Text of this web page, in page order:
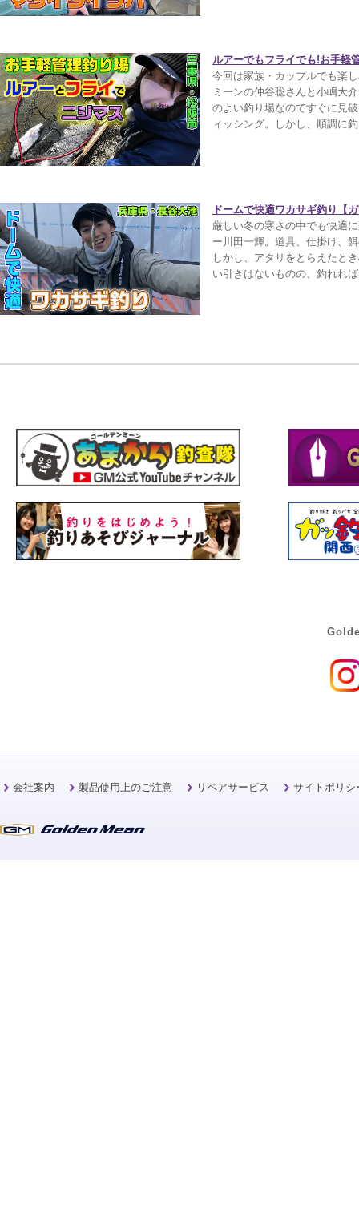
ルアーでもフライでも!お手
今回は家族・カップルでも楽
ミーンの仲谷聡さんと小嶋大
のよい釣り場なのですぐに見
ィッシング。しかし、順調に
ドームで快適ワカサギ釣り【
厳しい冬の寒さの中でも快適
ー川田一輝。道具、仕掛け、
しかし、アタリをとらえたと
い引きはないものの、釣れれ
会社案内 製品使用上のご注意 リペアサービス サイトポリシ